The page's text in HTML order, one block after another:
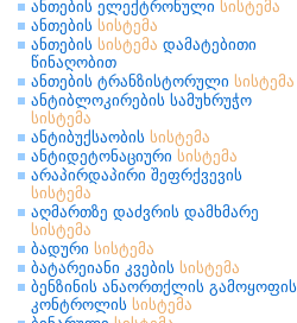
ანთების ელექტრონული სისტემა
ანთების სისტემა
ანთების სისტემა დამატებითი
წინაღობით
ანთების ტრანზისტორული სისტემა
ანტიბლოკირების სამუხრუჭო
სისტემა
ანტიბუქსაობის სისტემა
ანტიდეტონაციური სისტემა
არაპირდაპირი შეფრქვევის
სისტემა
აღმართზე დაძვრის დამხმარე
სისტემა
ბადური სისტემა
ბატარეიანი კვების სისტემა
ბენზინის ანაორთქლის გამოყოფის
კონტროლის სისტემა